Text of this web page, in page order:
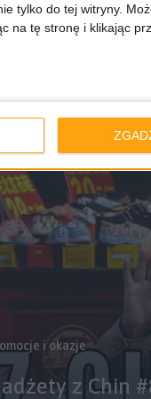
tylko do tej witryny.
na tę stronę i klikając
wrażenia
Recenzja
i okazje
z Chin